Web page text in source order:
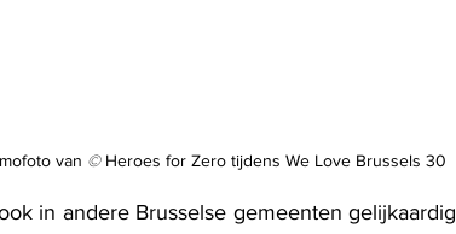
van © Heroes for Zero tijdens We Love Brussels 30
in andere Brusselse gemeenten